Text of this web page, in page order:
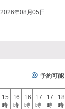
2026年08月05日
予約可能
15
時
16
時
16
時
17
時
17
時
18
時